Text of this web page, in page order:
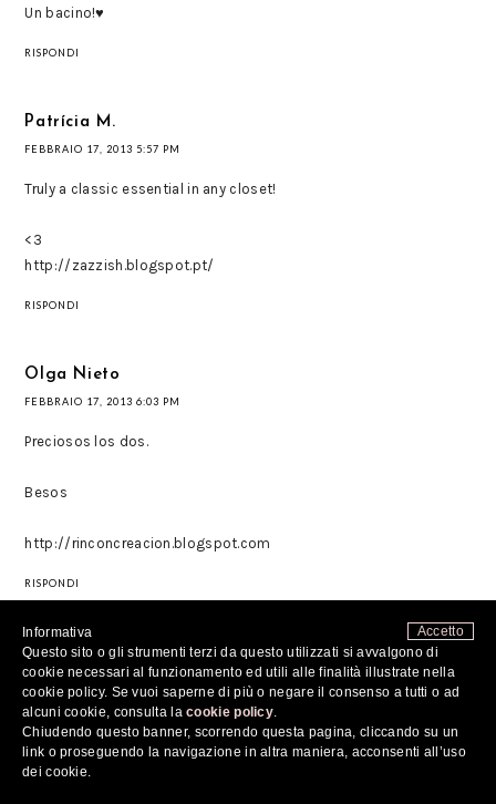
Un bacino!♥
RISPONDI
Patrícia M.
FEBBRAIO 17, 2013 5:57 PM
Truly a classic essential in any closet!
<3
http://zazzish.blogspot.pt/
RISPONDI
Olga Nieto
FEBBRAIO 17, 2013 6:03 PM
Preciosos los dos.
Besos
http://rinconcreacion.blogspot.com
RISPONDI
the chilicool
FEBBRAIO 17, 2013 6:33 PM
Che bei regali. Stupendi entrambi.
Alessia
Accetto
Informativa
Questo sito o gli strumenti terzi da questo utilizzati si avvalgono di
cookie necessari al funzionamento ed utili alle finalità illustrate nella
cookie policy. Se vuoi saperne di più o negare il consenso a tutti o ad
alcuni cookie, consulta lacookie policy.
Chiudendo questo banner, scorrendo questa pagina, cliccando su un
link o proseguendo la navigazione in altra maniera, acconsenti all’uso
dei cookie.